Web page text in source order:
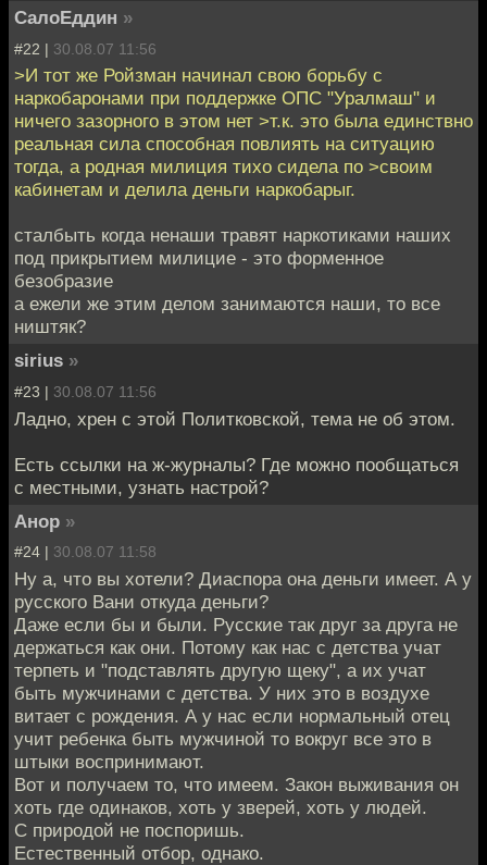
СалоЕддин »
#22 | 30.08.07 11:56
>И тот же Ройзман начинал свою борьбу с
наркобаронами при поддержке ОПС "Уралмаш" и
ничего зазорного в этом нет >т.к. это была единствно
реальная сила способная повлиять на ситуацию
тогда, а родная милиция тихо сидела по >своим
кабинетам и делила деньги наркобарыг.
сталбыть когда ненаши травят наркотиками наших
под прикрытием милицие - это форменное
безобразие
а ежели же этим делом занимаются наши, то все
ништяк?
sirius »
#23 | 30.08.07 11:56
Ладно, хрен с этой Политковской, тема не об этом.
Есть ссылки на ж-журналы? Где можно пообщаться
с местными, узнать настрой?
Анор »
#24 | 30.08.07 11:58
Ну а, что вы хотели? Диаспора она деньги имеет. А у
русского Вани откуда деньги?
Даже если бы и были. Русские так друг за друга не
держаться как они. Потому как нас с детства учат
терпеть и "подставлять другую щеку", а их учат
быть мужчинами с детства. У них это в воздухе
витает с рождения. А у нас если нормальный отец
учит ребенка быть мужчиной то вокруг все это в
штыки воспринимают.
Вот и получаем то, что имеем. Закон выживания он
хоть где одинаков, хоть у зверей, хоть у людей.
С природой не поспоришь.
Естественный отбор, однако.